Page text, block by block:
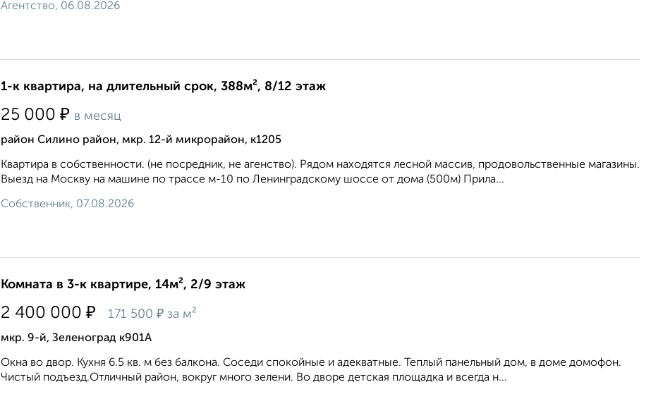
Агентство, 06.08.2026
1-к квартира, на длительный срок, 388м², 8/12 этаж
25 000 ₽ в месяц
район Силино район, мкр. 12-й микрорайон, к1205
Квартира в собственности. (не посредник, не агенство). Рядом находятся лесной массив, продовольственные магазины.
Выезд на Москву на машине по трассе м-10 по Ленинградскому шоссе от дома (500м) Прила...
Собственник, 07.08.2026
Комната в 3-к квартире, 14м², 2/9 этаж
2 400 000 ₽ 171 500 ₽ за м²
мкр. 9-й, Зеленоград к901А
Окна во двор. Кухня 6.5 кв. м без балкона. Соседи спокойные и адекватные. Теплый панельный дом, в доме домофон.
Чистый подъезд.Отличный район, вокруг много зелени. Во дворе детская площадка и всегда н...